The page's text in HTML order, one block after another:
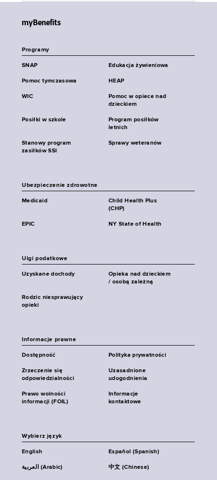
myBenefits
Programy
SNAP Edukacja żywieniowa
Pomoc tymczasowa HEAP
WIC
Pomoc w opiece nad
dzieckiem
Posiłki w szkole
Program posiłków
letnich
Stanowy program
zasiłków SSI
Sprawy weteranów
Ubezpieczenie zdrowotne
Medicaid
Child Health Plus
(CHP)
EPIC NY State of Health
Ulgi podatkowe
Uzyskane dochody
Opieka nad dzieckiem
/ osobą zależną
Rodzic niesprawujący
opieki
Informacje prawne
Dostępność Polityka prywatności
Zrzeczenie się
odpowiedzialności
Uzasadnione
udogodnienia
Prawo wolności
informacji (FOIL)
Informacje
kontaktowe
Wybierz język
English Español (Spanish)
العربية (Arabic) 中文 (Chinese)